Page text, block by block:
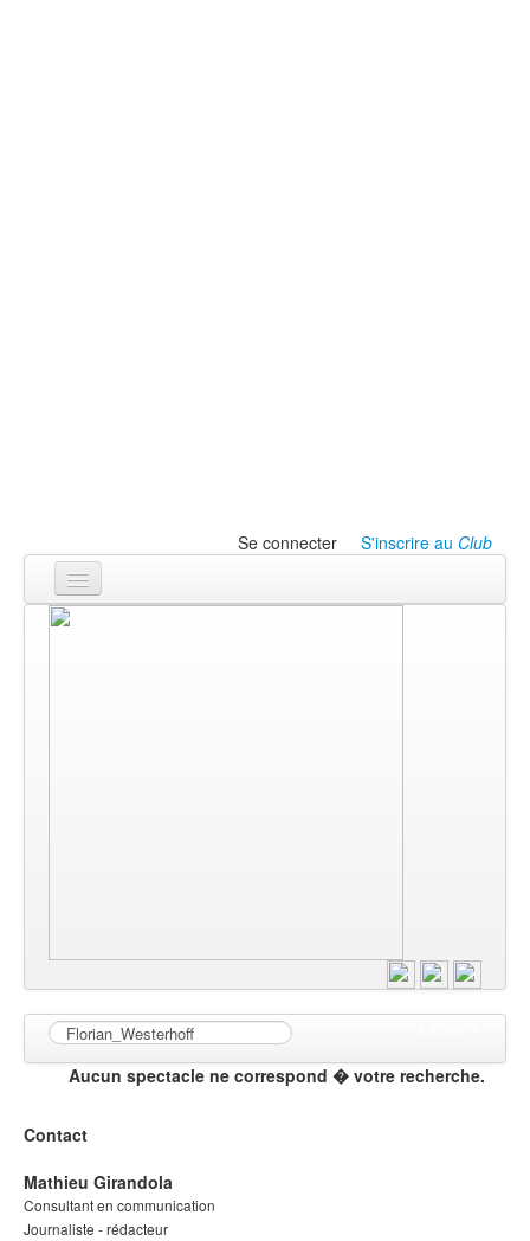
Se connecter S'inscrire au Club
Accueil
Aucun spectacle ne correspond � votre recherche.
Contact
Mathieu Girandola
Consultant en communication
Journaliste - rédacteur